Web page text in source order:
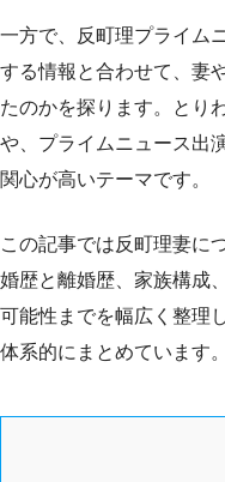
一方で、反町理プライム
する情報と合わせて、妻
たのかを探ります。とり
や、プライムニュース出
関心が高いテーマです。
この記事では反町理妻に
婚歴と離婚歴、家族構成
可能性までを幅広く整理
体系的にまとめています。